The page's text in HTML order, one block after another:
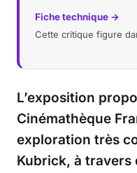
Fiche technique →
Cette critique figure
L’exposition
Cinémathèque
exploration très
Kubrick, à travers